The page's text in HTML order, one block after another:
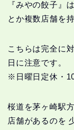
『みやの餃子』
とか複数店舗を
こちらは完全に
日に注意です。
※日曜日定休・
桜道を茅ヶ崎駅
店舗があるのを